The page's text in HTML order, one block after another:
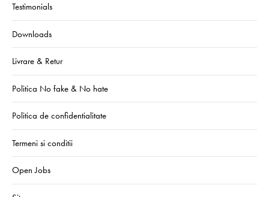
Testimonials
Downloads
Livrare & Retur
Politica No fake & No hate
Politica de confidentialitate
Termeni si conditii
Open Jobs